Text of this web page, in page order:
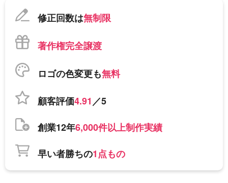
修正回数は無制限
著作権完全譲渡
ロゴの色変更も無料
顧客評価4.91／5
創業12年6,000件以上制作実績
早い者勝ちの1点もの